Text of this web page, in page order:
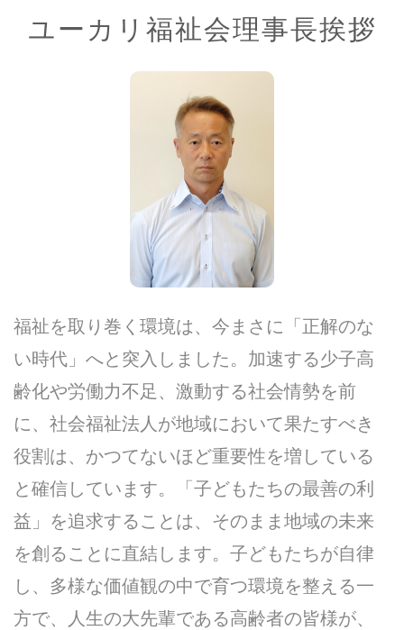
ユーカリ福祉会理事長挨拶
福祉を取り巻く環境は、今まさに「正解のな
い時代」へと突入しました。加速する少子高
齢化や労働力不足、激動する社会情勢を前
に、社会福祉法人が地域において果たすべき
役割は、かつてないほど重要性を増している
と確信しています。「子どもたちの最善の利
益」を追求することは、そのまま地域の未来
を創ることに直結します。子どもたちが自律
し、多様な価値観の中で育つ環境を整える一
方で、人生の大先輩である高齢者の皆様が、